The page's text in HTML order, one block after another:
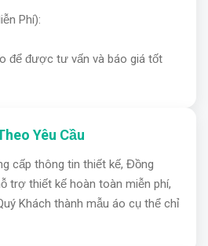
Phí):
để được tư vấn và báo giá tốt
Yêu Cầu
cấp thông tin thiết kế, Đồng
trợ thiết kế hoàn toàn miễn phí,
Khách thành mẫu áo cụ thể chỉ